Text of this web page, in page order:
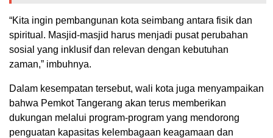
“Kita ingin pembangunan kota seimbang antara fisik dan
spiritual. Masjid-masjid harus menjadi pusat perubahan
sosial yang inklusif dan relevan dengan kebutuhan
zaman,” imbuhnya.
Dalam kesempatan tersebut, wali kota juga menyampaikan
bahwa Pemkot Tangerang akan terus memberikan
dukungan melalui program-program yang mendorong
penguatan kapasitas kelembagaan keagamaan dan